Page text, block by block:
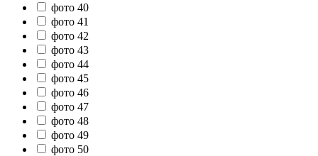
фото 40
фото 41
фото 42
фото 43
фото 44
фото 45
фото 46
фото 47
фото 48
фото 49
фото 50